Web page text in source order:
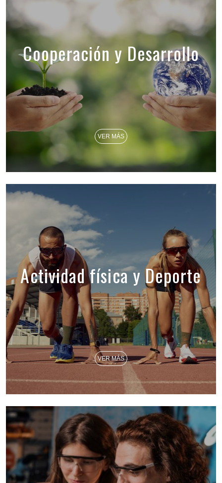
Cooperación y Desarrollo
VER MÁS
Actividad física y Deporte
VER MÁS